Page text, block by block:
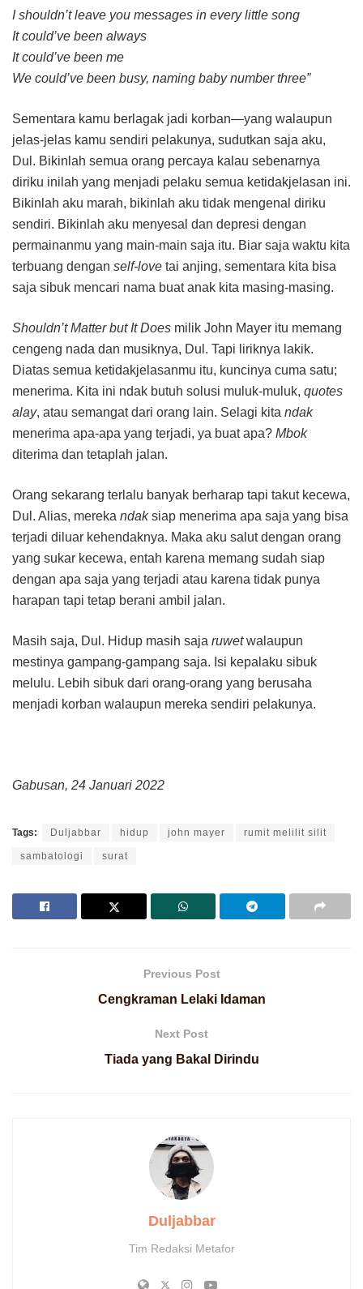
I shouldn’t leave you messages in every little song
It could’ve been always
It could’ve been me
We could’ve been busy, naming baby number three”
Sementara kamu berlagak jadi korban—yang walaupun
jelas-jelas kamu sendiri pelakunya, sudutkan saja aku,
Dul. Bikinlah semua orang percaya kalau sebenarnya
diriku inilah yang menjadi pelaku semua ketidakjelasan ini.
Bikinlah aku marah, bikinlah aku tidak mengenal diriku
sendiri. Bikinlah aku menyesal dan depresi dengan
permainanmu yang main-main saja itu. Biar saja waktu kita
terbuang dengan self-love tai anjing, sementara kita bisa
saja sibuk mencari nama buat anak kita masing-masing.
Shouldn’t Matter but It Does milik John Mayer itu memang
cengeng nada dan musiknya, Dul. Tapi liriknya lakik.
Diatas semua ketidakjelasanmu itu, kuncinya cuma satu;
menerima. Kita ini ndak butuh solusi muluk-muluk, quotes
alay, atau semangat dari orang lain. Selagi kita ndak
menerima apa-apa yang terjadi, ya buat apa? Mbok
diterima dan tetaplah jalan.
Orang sekarang terlalu banyak berharap tapi takut kecewa,
Dul. Alias, mereka ndaksiap menerima apa saja yang bisa
terjadi diluar kehendaknya. Maka aku salut dengan orang
yang sukar kecewa, entah karena memang sudah siap
dengan apa saja yang terjadi atau karena tidak punya
harapan tapi tetap berani ambil jalan.
Masih saja, Dul. Hidup masih saja ruwetwalaupun
mestinya gampang-gampang saja. Isi kepalaku sibuk
melulu. Lebih sibuk dari orang-orang yang berusaha
menjadi korban walaupun mereka sendiri pelakunya.
Gabusan, 24 Januari 2022
Tags: Duljabbar hidup john mayer rumit melilit silit
sambatologi surat
Previous Post
Cengkraman Lelaki Idaman
Next Post
Tiada yang Bakal Dirindu
Duljabbar
Tim Redaksi Metafor